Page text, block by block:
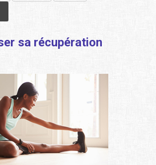
sa récupération